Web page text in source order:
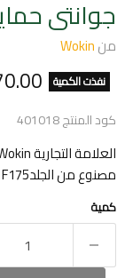
جوانتى
منWokin
نفذت الكمية
كود المنتج401018
مصنوع من الجلدF175
كمية